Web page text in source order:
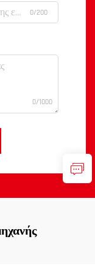
0/200
0/1000